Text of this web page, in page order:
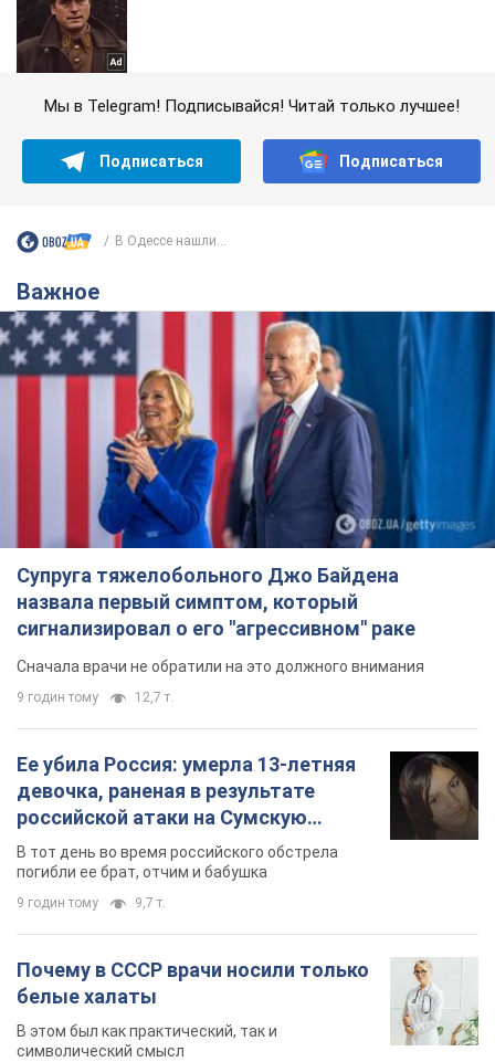
Мы в Telegram! Подписывайся! Читай только лучшее!
Подписаться Подписаться
В Одессе нашли...
Важное
Супруга тяжелобольного Джо Байдена
назвала первый симптом, который
сигнализировал о его "агрессивном" раке
Сначала врачи не обратили на это должного внимания
9 годин тому 12,7 т.
Ее убила Россия: умерла 13-летняя
девочка, раненая в результате
российской атаки на Сумскую
область. Фото
В тот день во время российского обстрела
погибли ее брат, отчим и бабушка
9 годин тому 9,7 т.
Почему в СССР врачи носили только
белые халаты
В этом был как практический, так и
символический смысл